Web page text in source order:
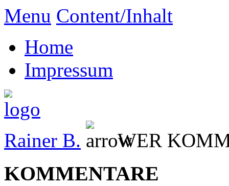
Menu Content/Inhalt
Home
Impressum
Rainer B. WER
KOMMENTARE